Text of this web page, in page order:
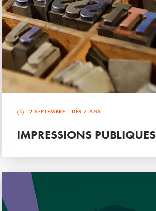
2 SEPTEMBRE - DÈS 7 ANS
IMPRESSIONS PUBLIQUES